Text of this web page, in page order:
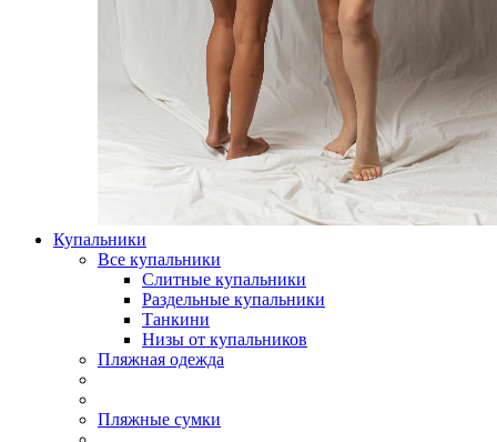
Купальники
Все купальники
Слитные купальники
Раздельные купальники
Танкини
Низы от купальников
Пляжная одежда
Пляжные сумки